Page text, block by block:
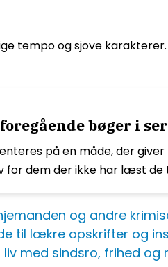
tempo og sjove
bøger i
på en måde, der
dem der ikke har læst de
og andre
til lækre opskrifter og
med sindsro, frihed og